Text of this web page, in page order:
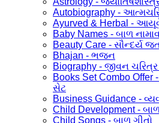
Autobiography -
Ayurved & Herbal -
Baby Names - બાળ
Beauty Care - સૌન્દર્ય
Bhajan - ભજન
Biography - જીવન
Books Set Combo Offer
સેટ
Business Guidance -
Child Development -
Child Songs - બાળ ગીતો